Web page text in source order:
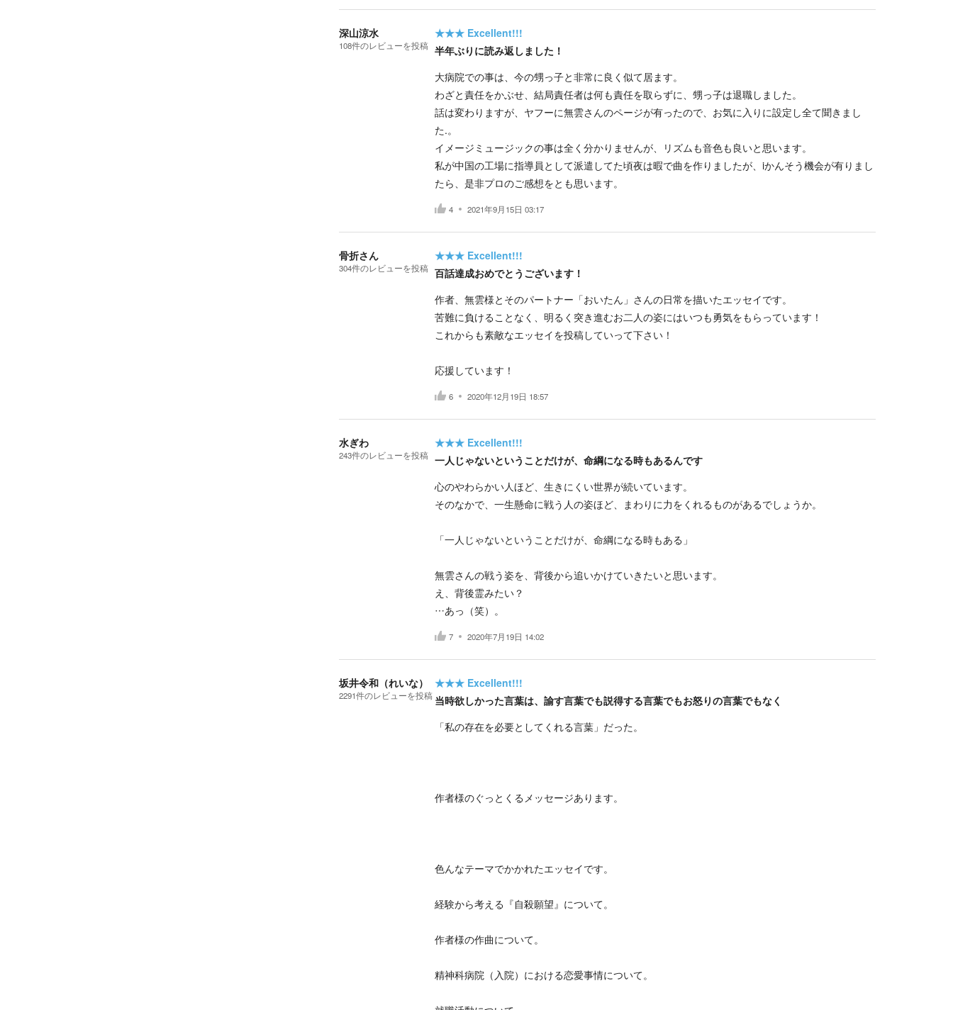
深山涼水
108件のレビューを投稿
★★★ Excellent!!!
半年ぶりに読み返しました！
大病院での事は、今の甥っ子と非常に良く似て居ます。
わざと責任をかぶせ、結局責任者は何も責任を取らずに、甥っ子は退職しました。
話は変わりますが、ヤフーに無雲さんのページが有ったので、お気に入りに設定し全て聞きまし
た.。
イメージミュージックの事は全く分かりませんが、リズムも音色も良いと思います。
私が中国の工場に指導員として派遣してた頃夜は暇で曲を作りましたが、iかんそう機会が有りまし
たら、是非プロのご感想をとも思います。
4 2021年9月15日 03:17
骨折さん
304件のレビューを投稿
★★★ Excellent!!!
百話達成おめでとうございます！
作者、無雲様とそのパートナー「おいたん」さんの日常を描いたエッセイです。
苦難に負けることなく、明るく突き進むお二人の姿にはいつも勇気をもらっています！
これからも素敵なエッセイを投稿していって下さい！
応援しています！
6 2020年12月19日 18:57
水ぎわ
243件のレビューを投稿
★★★ Excellent!!!
一人じゃないということだけが、命綱になる時もあるんです
心のやわらかい人ほど、生きにくい世界が続いています。
そのなかで、一生懸命に戦う人の姿ほど、まわりに力をくれるものがあるでしょうか。
「一人じゃないということだけが、命綱になる時もある」
無雲さんの戦う姿を、背後から追いかけていきたいと思います。
え、背後霊みたい？
…あっ（笑）。
7 2020年7月19日 14:02
坂井令和（れいな）
2291件のレビューを投稿
★★★ Excellent!!!
当時欲しかった言葉は、諭す言葉でも説得する言葉でもお怒りの言葉でもなく
「私の存在を必要としてくれる言葉」だった。
作者様のぐっとくるメッセージあります。
色んなテーマでかかれたエッセイです。
経験から考える『自殺願望』について。
作者様の作曲について。
精神科病院（入院）における恋愛事情について。